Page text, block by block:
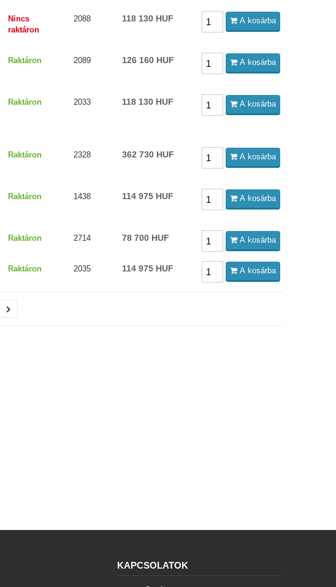
Nincs
raktáron
2088 118 130 HUF A kosárba
Raktáron 2089 126 160 HUF A kosárba
Raktáron 2033 118 130 HUF A kosárba
Raktáron 2328 362 730 HUF A kosárba
Raktáron 1438 114 975 HUF A kosárba
Raktáron 2714 78 700 HUF A kosárba
Raktáron 2035 114 975 HUF A kosárba
KAPCSOLATOK